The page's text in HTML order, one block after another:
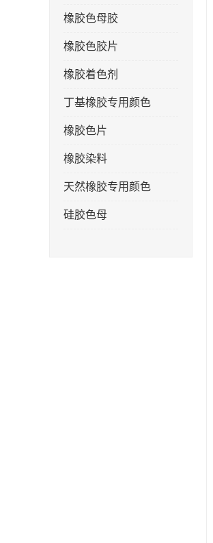
橡胶色母胶
橡胶色胶片
橡胶着色剂
丁基橡胶专用颜色
橡胶色片
橡胶染料
天然橡胶专用颜色
硅胶色母